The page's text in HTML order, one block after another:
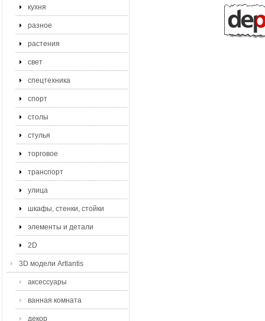
кухня
разное
растения
свет
спецтехника
спорт
столы
стулья
торговое
транспорт
улица
шкафы, стенки, стойки
элементы и детали
2D
3D модели Artlantis
аксессуары
ванная комната
декор